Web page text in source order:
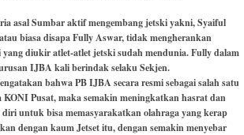
asal Sumbar aktif mengembang jetski yakni, Syaiful
biasa disapa Fully Aswar, tidak mengherankan
yang diukir atlet-atlet jetski sudah mendunia. Fully dalam
IJBA kali berindak selaku Sekjen.
bahwa PB IJBA secara resmi sebagai salah satu
KONI Pusat, maka semakin meningkatkan hasrat dan
diri untuk bisa memasyarakatkan olahraga yang kerap
dengan kaum Jetset itu, dengan semakin menyebar